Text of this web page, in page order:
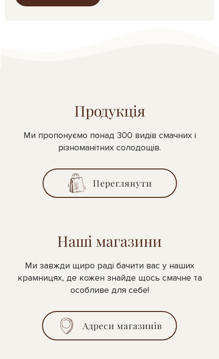
Продукція
Ми пропонуємо понад 300 видів смачних і
різноманітних солодощів.
Переглянути
Наші магазини
Ми завжди щиро раді бачити вас у наших
крамницях, де кожен знайде щось смачне та
особливе для себе!
Адреси магазинів